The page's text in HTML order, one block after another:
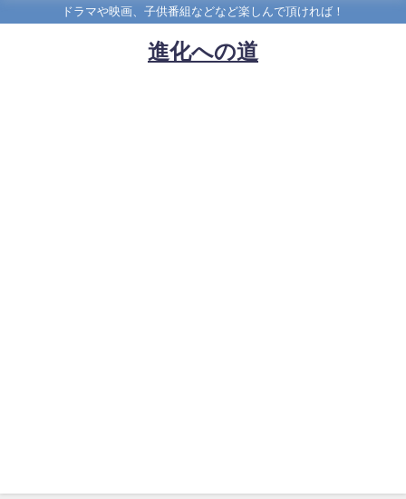
ドラマや映画、子供番組などなど楽しんで頂ければ！
進化への道